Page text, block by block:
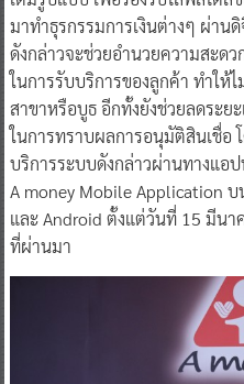
มาทำธุรกรรมการเงินต่างๆ ผ่า
ดังกล่าวจะช่วยอำนวยความสะดว
ในการรับบริการของลูกค้า ทำให้
สาขาหรือบูธ อีกทั้งยังช่วยลดระยะ
ในการทราบผลการอนุมัติสินเชื่อ
บริการระบบดังกล่าวผ่านทางแอ
A money Mobile Application
และ Android ตั้งแต่วันที่ 15 มีนา
ที่ผ่านมา